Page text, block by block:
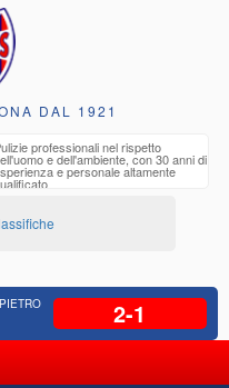
DAL 1921
professionali nel rispetto
e dell'ambiente, con 30 anni di
e personale altamente
2-1